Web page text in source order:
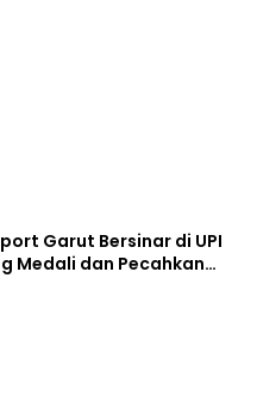
Garut Bersinar di UPI
Medali dan Pecahkan